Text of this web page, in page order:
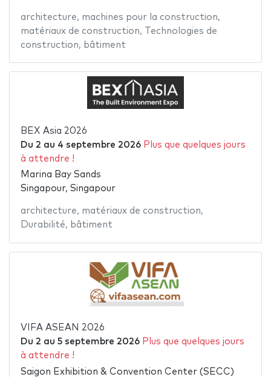
architecture, machines pour la construction,
matériaux de construction,
Technologies de
construction, bâtiment
BEX Asia 2026
Du 2 au 4 septembre 2026 Plus que quelques jours
à attendre !
Marina Bay Sands
Singapour, Singapour
architecture, matériaux de construction,
Durabilité, bâtiment
VIFA ASEAN 2026
Du 2 au 5 septembre 2026 Plus que quelques jours
à attendre !
Saigon Exhibition & Convention Center (SECC)